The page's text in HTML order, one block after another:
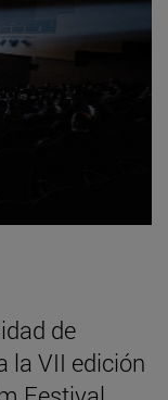
de
la VII edición